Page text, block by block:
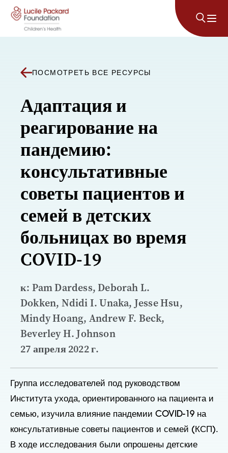
Перейти к содержанию
ПОСМОТРЕТЬ ВСЕ РЕСУРСЫ
Адаптация и
реагирование на
пандемию:
консультативные
советы пациентов и
семей в детских
больницах во время
COVID-19
к: Pam Dardess, Deborah L.
Dokken, Ndidi I. Unaka, Jesse Hsu,
Mindy Hoang, Andrew F. Beck,
Beverley H. Johnson
27 апреля 2022 г.
Группа исследователей под руководством
Института ухода, ориентированного на пациента и
семью, изучила влияние пандемии COVID-19 на
консультативные советы пациентов и семей (КСП).
В ходе исследования были опрошены детские